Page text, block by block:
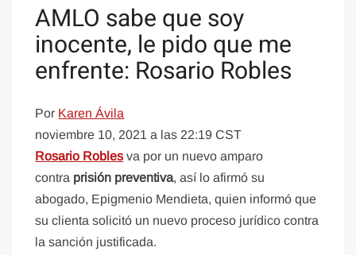
AMLO sabe que soy
inocente, le pido que me
enfrente: Rosario Robles
Por Karen Ávila
noviembre 10, 2021 a las 22:19 CST
Rosario Robles va por un nuevo amparo
contra prisión preventiva, así lo afirmó su
abogado, Epigmenio Mendieta, quien informó que
su clienta solicitó un nuevo proceso jurídico contra
la sanción justificada.